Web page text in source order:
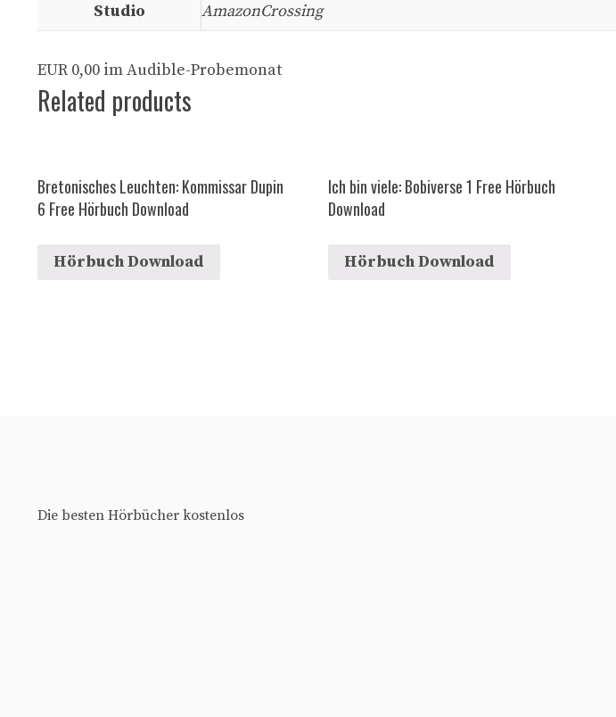
Studio
AmazonCrossing
EUR 0,00 im Audible-Probemonat
Related products
Bretonisches Leuchten: Kommissar Dupin
6 Free Hörbuch Download
Hörbuch Download
Ich bin viele: Bobiverse 1 Free Hörbuch
Download
Hörbuch Download
Die besten Hörbücher kostenlos